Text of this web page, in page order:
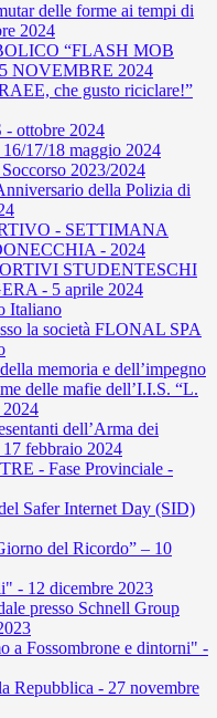
delle forme ai tempi di
2024
“FLASH MOB
NOVEMBRE 2024
che gusto riciclare!”
ottobre 2024
17/18 maggio 2024
2023/2024
della Polizia di
- SETTIMANA
- 2024
STUDENTESCHI
- 5 aprile 2024
Italiano
la società FLONAL SPA
memoria e dell’impegno
delle mafie dell’I.I.S. “L.
dell’Arma dei
febbraio 2024
- Fase Provinciale -
Safer Internet Day (SID)
del Ricordo” – 10
- 12 dicembre 2023
presso Schnell Group
a Fossombrone e dintorni" -
Repubblica - 27 novembre